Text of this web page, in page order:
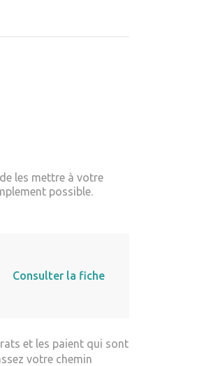
les mettre à votre
possible.
Consulter la fiche
et les paient qui sont
votre chemin